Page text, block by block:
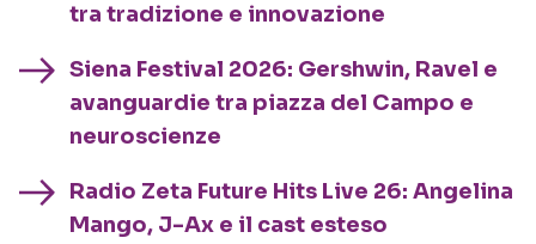
tra tradizione e innovazione
Siena Festival 2026: Gershwin, Ravel e
avanguardie tra piazza del Campo e
neuroscienze
Radio Zeta Future Hits Live 26: Angelina
Mango, J-Ax e il cast esteso